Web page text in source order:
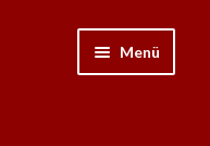
Menü